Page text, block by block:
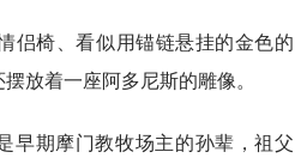
侣椅、看似用锚链悬挂的金色的
放着一座阿多尼斯的雕像。
早期摩门教牧场主的孙辈，祖父